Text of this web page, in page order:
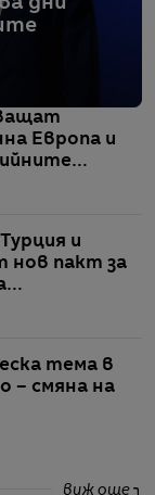
Европа и
и
нов пакт за
САЩ и Иран
тема в
– смяна на
виж още